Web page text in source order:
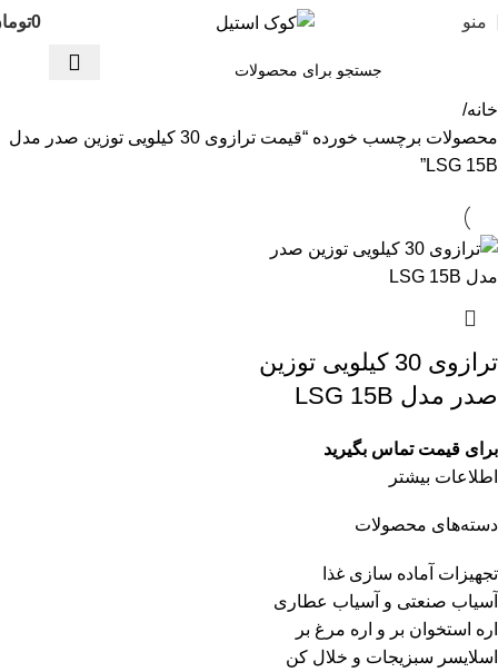
منو 0
دسته‌های محصولات
تجهیزات آماده سازی غذا
آسیاب صنعتی و آسیاب عطاری
اره استخوان بر و اره مرغ بر
اسلایسر سبزیجات و خلال کن
خانه
محصولات برچسب خورده “قیمت ترازوی 30 کیلویی توزین صدر مدل
LSG 15B”
ترازوی 30 کیلویی توزین
صدر مدل LSG 15B
برای قیمت تماس بگیرید
اطلاعات بیشتر